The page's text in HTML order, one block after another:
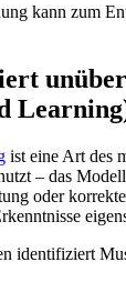
kann zum
ist eine Art des
– das
oder
identifiziert